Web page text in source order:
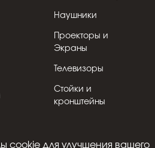
Наушники
Проекторы и
Экраны
Телевизоры
Стойки и
кронштейны
cookie для улучшения вашего